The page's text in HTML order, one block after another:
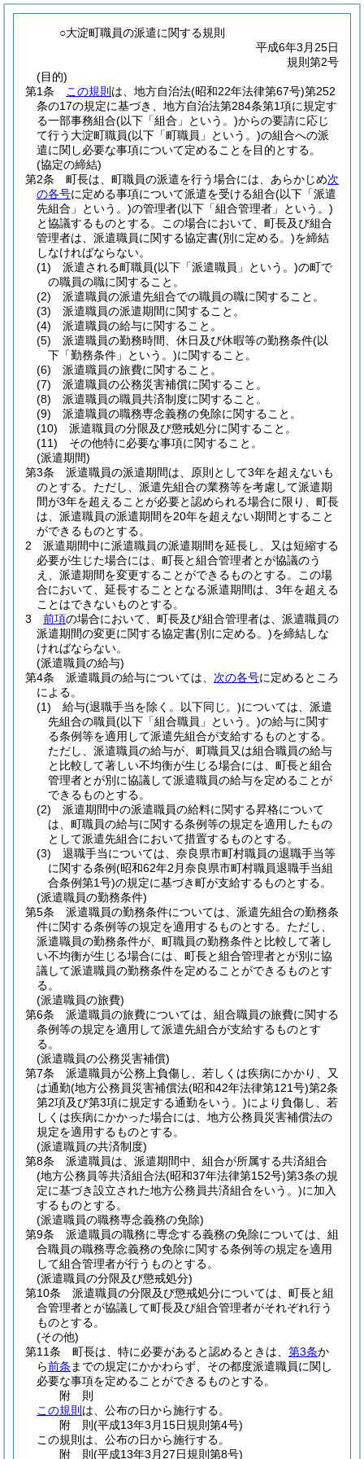
○大淀町職員の派遣に関する規則
平成6年3月25日
規則第2号
(目的)
第1条
この規則 は、地方自治法(昭和22年法律第67号)第252
条の17の規定に基づき、地方自治法第284条第1項に規定す
る一部事務組合(以下「組合」という。)からの要請に応じ
て行う大淀町職員(以下「町職員」という。)の組合への派
遣に関し必要な事項について定めることを目的とする。
(協定の締結)
第2条
町長は、町職員の派遣を行う場合には、あらかじめ次
の各号に定める事項について派遣を受ける組合(以下「派遣
先組合」という。)の管理者(以下「組合管理者」という。)
と協議するものとする。
この場合において、町長及び組合
管理者は、派遣職員に関する協定書(別に定める。)を締結
しなければならない。
(1)
派遣される町職員(以下「派遣職員」という。)の町で
の職員の職に関すること。
(2)
派遣職員の派遣先組合での職員の職に関すること。
(3)
派遣職員の派遣期間に関すること。
(4)
派遣職員の給与に関すること。
(5)
派遣職員の勤務時間、休日及び休暇等の勤務条件(以
下「勤務条件」という。)に関すること。
(6)
派遣職員の旅費に関すること。
(7)
派遣職員の公務災害補償に関すること。
(8)
派遣職員の職員共済制度に関すること。
(9)
派遣職員の職務専念義務の免除に関すること。
(10)
派遣職員の分限及び懲戒処分に関すること。
(11)
その他特に必要な事項に関すること。
(派遣期間)
第3条
派遣職員の派遣期間は、原則として3年を超えないも
のとする。 ただし、派遣先組合の業務等を考慮して派遣期
間が3年を超えることが必要と認められる場合に限り、町長
は、派遣職員の派遣期間を20年を超えない期間とすること
ができるものとする。
2
派遣期間中に派遣職員の派遣期間を延長し、又は短縮する
必要が生じた場合には、町長と組合管理者とが協議のう
え、派遣期間を変更することができるものとする。
この場
合において、延長することとなる派遣期間は、3年を超える
ことはできないものとする。
3
前項の場合において、町長及び組合管理者は、派遣職員の
派遣期間の変更に関する協定書(別に定める。)を締結しな
ければならない。
(派遣職員の給与)
第4条
派遣職員の給与については、 次の各号に定めるところ
による。
(1)
給与(退職手当を除く。以下同じ。)については、派遣
先組合の職員(以下「組合職員」という。)の給与に関す
る条例等を適用して派遣先組合が支給するものとする。
ただし、派遣職員の給与が、町職員又は組合職員の給与
と比較して著しい不均衡が生じる場合には、町長と組合
管理者とが別に協議して派遣職員の給与を定めることが
できるものとする。
(2)
派遣期間中の派遣職員の給料に関する昇格について
は、町職員の給与に関する条例等の規定を適用したもの
として派遣先組合において措置するものとする。
(3)
退職手当については、奈良県市町村職員の退職手当等
に関する条例(昭和62年2月奈良県市町村職員退職手当組
合条例第1号)の規定に基づき町が支給するものとする。
(派遣職員の勤務条件)
第5条
派遣職員の勤務条件については、派遣先組合の勤務条
件に関する条例等の規定を適用するものとする。 ただし、
派遣職員の勤務条件が、町職員の勤務条件と比較して著し
い不均衡が生じる場合には、町長と組合管理者とが別に協
議して派遣職員の勤務条件を定めることができるものとす
る。
(派遣職員の旅費)
第6条
派遣職員の旅費については、組合職員の旅費に関する
条例等の規定を適用して派遣先組合が支給するものとす
る。
(派遣職員の公務災害補償)
第7条
派遣職員が公務上負傷し、若しくは疾病にかかり、又
は通勤(地方公務員災害補償法(昭和42年法律第121号)第2条
第2項及び第3項に規定する通勤をいう。)により負傷し、若
しくは疾病にかかった場合には、地方公務員災害補償法の
規定を適用するものとする。
(派遣職員の共済制度)
第8条
派遣職員は、派遣期間中、組合が所属する共済組合
(地方公務員等共済組合法(昭和37年法律第152号)第3条の規
定に基づき設立された地方公務員共済組合をいう。)に加入
するものとする。
(派遣職員の職務専念義務の免除)
第9条
派遣職員の職務に専念する義務の免除については、組
合職員の職務専念義務の免除に関する条例等の規定を適用
して組合管理者が行うものとする。
(派遣職員の分限及び懲戒処分)
第10条
派遣職員の分限及び懲戒処分については、町長と組
合管理者とが協議して町長及び組合管理者がそれぞれ行う
ものとする。
(その他)
第11条
町長は、特に必要があると認めるときは、 第3条か
ら前条 までの規定にかかわらず、その都度派遣職員に関し
必要な事項を定めることができるものとする。
附 則
この規則 は、公布の日から施行する。
附 則(平成13年3月15日規則第4号)
この規則は、公布の日から施行する。
附 則(平成13年3月27日規則第8号)